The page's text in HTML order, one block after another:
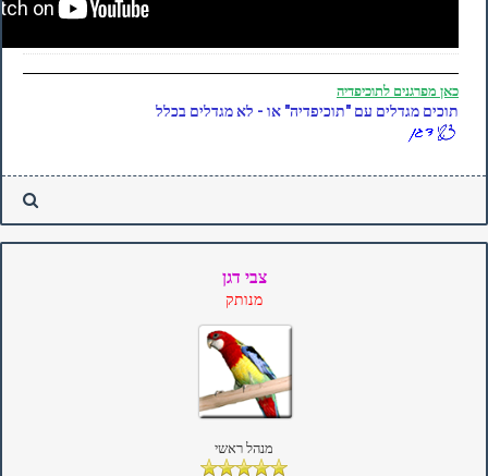
כאן מפרגנים לתוכיפדיה
תוכים מגדלים עם "תוכיפדיה" או - לא מגדלים בכלל
צבי דגן
מנותק
מנהל ראשי